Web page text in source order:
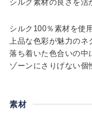
シルク素材の良さを活
シルク100％素材を使
上品な色彩が魅力のネ
落ち着いた色合いの中
ゾーンにさりげない個
素材